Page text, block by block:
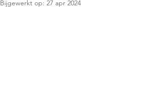
Bijgewerkt op: 27 apr 2024